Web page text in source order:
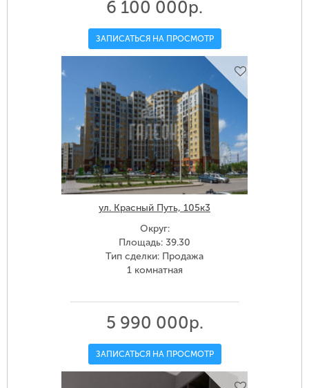
6 100 000р.
ЗАПИСАТЬСЯ НА ПРОСМОТР
ул. Красный Путь, 105к3
Округ:
Площадь: 39.30
Тип сделки: Продажа
1 комнатная
5 990 000р.
ЗАПИСАТЬСЯ НА ПРОСМОТР